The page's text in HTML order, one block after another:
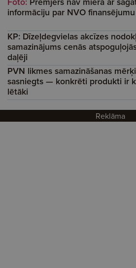
informāciju par NVO finansējumu
KP: Dīzeļdegvielas akcīzes
samazinājums cenās
daļēji
PVN likmes samazināšanas
sasniegts — konkrēti produkti ir
lētāki
Reklāma